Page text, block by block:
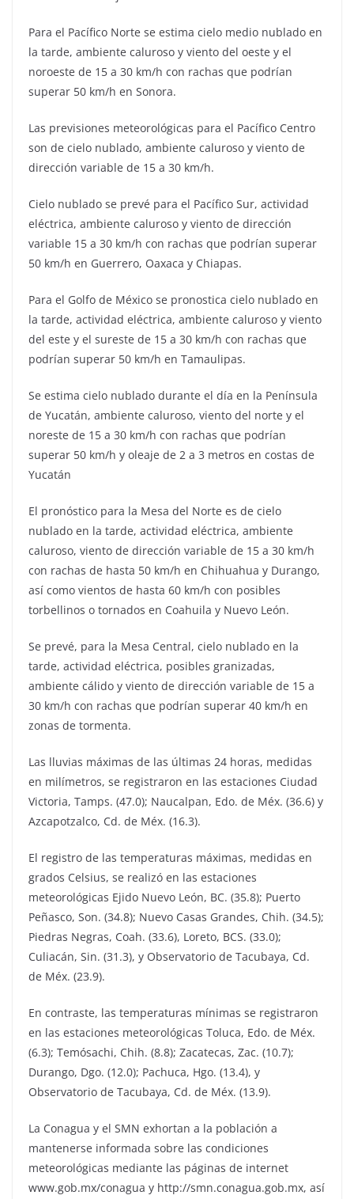
Para el Pacífico Norte se estima cielo medio nublado en
la tarde, ambiente caluroso y viento del oeste y el
noroeste de 15 a 30 km/h con rachas que podrían
superar 50 km/h en Sonora.
Las previsiones meteorológicas para el Pacífico Centro
son de cielo nublado, ambiente caluroso y viento de
dirección variable de 15 a 30 km/h.
Cielo nublado se prevé para el Pacífico Sur, actividad
eléctrica, ambiente caluroso y viento de dirección
variable 15 a 30 km/h con rachas que podrían superar
50 km/h en Guerrero, Oaxaca y Chiapas.
Para el Golfo de México se pronostica cielo nublado en
la tarde, actividad eléctrica, ambiente caluroso y viento
del este y el sureste de 15 a 30 km/h con rachas que
podrían superar 50 km/h en Tamaulipas.
Se estima cielo nublado durante el día en la Península
de Yucatán, ambiente caluroso, viento del norte y el
noreste de 15 a 30 km/h con rachas que podrían
superar 50 km/h y oleaje de 2 a 3 metros en costas de
Yucatán
El pronóstico para la Mesa del Norte es de cielo
nublado en la tarde, actividad eléctrica, ambiente
caluroso, viento de dirección variable de 15 a 30 km/h
con rachas de hasta 50 km/h en Chihuahua y Durango,
así como vientos de hasta 60 km/h con posibles
torbellinos o tornados en Coahuila y Nuevo León.
Se prevé, para la Mesa Central, cielo nublado en la
tarde, actividad eléctrica, posibles granizadas,
ambiente cálido y viento de dirección variable de 15 a
30 km/h con rachas que podrían superar 40 km/h en
zonas de tormenta.
Las lluvias máximas de las últimas 24 horas, medidas
en milímetros, se registraron en las estaciones Ciudad
Victoria, Tamps. (47.0); Naucalpan, Edo. de Méx. (36.6) y
Azcapotzalco, Cd. de Méx. (16.3).
El registro de las temperaturas máximas, medidas en
grados Celsius, se realizó en las estaciones
meteorológicas Ejido Nuevo León, BC. (35.8); Puerto
Peñasco, Son. (34.8); Nuevo Casas Grandes, Chih. (34.5);
Piedras Negras, Coah. (33.6), Loreto, BCS. (33.0);
Culiacán, Sin. (31.3), y Observatorio de Tacubaya, Cd.
de Méx. (23.9).
En contraste, las temperaturas mínimas se registraron
en las estaciones meteorológicas Toluca, Edo. de Méx.
(6.3); Temósachi, Chih. (8.8); Zacatecas, Zac. (10.7);
Durango, Dgo. (12.0); Pachuca, Hgo. (13.4), y
Observatorio de Tacubaya, Cd. de Méx. (13.9).
La Conagua y el SMN exhortan a la población a
mantenerse informada sobre las condiciones
meteorológicas mediante las páginas de internet
www.gob.mx/conagua y http://smn.conagua.gob.mx, así